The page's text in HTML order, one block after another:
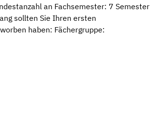
an Fachsemester: 7 Semester
sollten Sie Ihren ersten
haben: Fächergruppe: